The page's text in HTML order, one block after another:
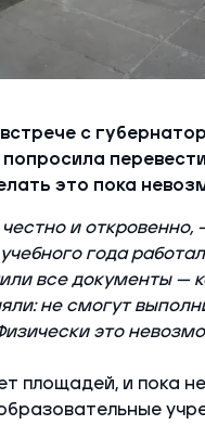
с
это пока
и
года
все документы —
не смогут
это
площадей, и пока